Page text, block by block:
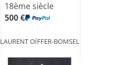
18ème siècle
500 €
LAURENT OÏFFER-BOMSEL